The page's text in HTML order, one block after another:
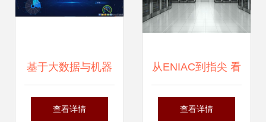
基于大数据与机器
学习的电商评论情
查看详情
从ENIAC到指尖 看
数据处理服务的世
查看详情